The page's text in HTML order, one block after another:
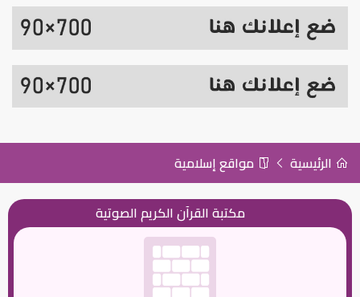
الرئيسية مواقع إسلامية
مكتبة القرآن الكريم الصوتية